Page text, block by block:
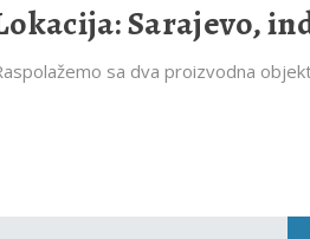
Sarajevo,
sa dva proizvodna